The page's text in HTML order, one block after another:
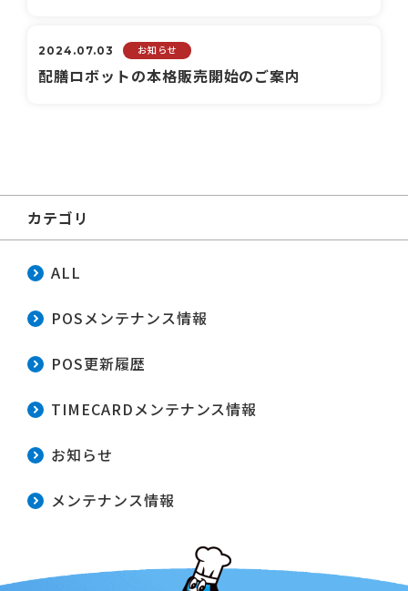
2024.07.03 お知らせ
配膳ロボットの本格販売開始のご案内
カテゴリ
ALL
POSメンテナンス情報
POS更新履歴
TIMECARDメンテナンス情報
お知らせ
メンテナンス情報